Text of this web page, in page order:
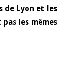
de Lyon et les
les mêmes